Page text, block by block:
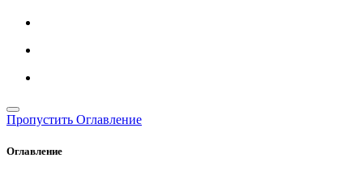
Пропустить Оглавление
Оглавление